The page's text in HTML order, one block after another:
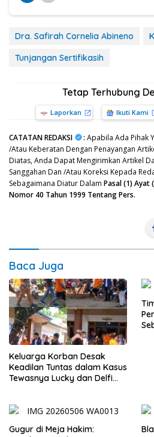
Dra. Safirah Cornelia Abineno
Tunjangan Sertifikasih
Tetap Terhubung
Laporkan Ikuti Kami
CATATAN REDAKSI : Apabila Ada Pihak
/Atau Keberatan Dengan Penayangan
Diatas, Anda Dapat Mengirimkan Artikel
Sanggahan Dan /Atau Koreksi Kepada
Sebagaimana Diatur Dalam Pasal (1) Ayat
Nomor 40 Tahun 1999 Tentang Pers.
Baca Juga
Keluarga Korban Desak
Keadilan Tuntas dalam Kasus
Tewasnya Lucky dan Delfi
Gugur di Meja Hakim: